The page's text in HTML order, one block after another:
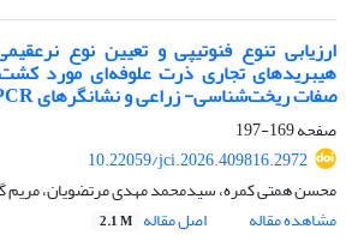
ارزیابی تنوع فنوتیپی و تعیین نوع
هیبریدهای تجاری ذرت علوفه‌ای مورد کشت
صفات ریخت‌شناسی- زراعی و نشانگرهای PCR
صفحه169-197
10.22059/jci.2026.409816.2972
محسن همتی کمره، سیدمحمد مهدی مرتضویان، مریم
مشاهده مقاله
اصل مقاله 2.1 M